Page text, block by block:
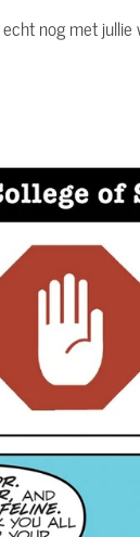
nog met